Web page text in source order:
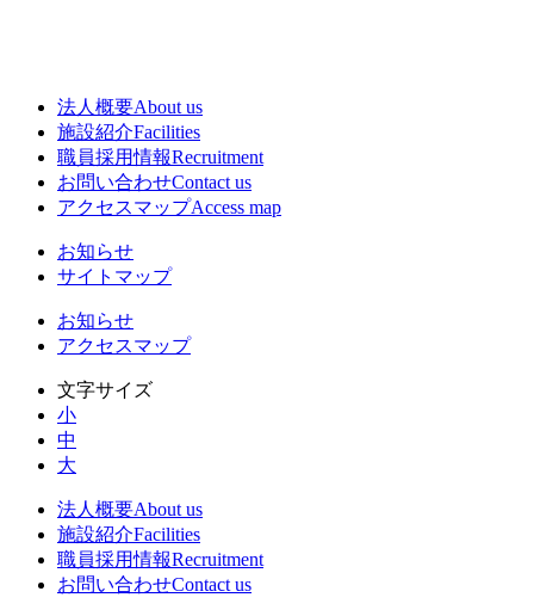
法人概要About us
施設紹介Facilities
職員採用情報Recruitment
お問い合わせContact us
アクセスマップAccess map
お知らせ
サイトマップ
お知らせ
アクセスマップ
文字サイズ
小
中
大
法人概要About us
施設紹介Facilities
職員採用情報Recruitment
お問い合わせContact us